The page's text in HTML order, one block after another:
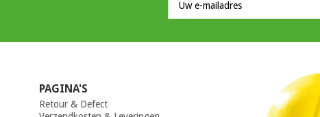
PAGINA'S
Retour & Defect